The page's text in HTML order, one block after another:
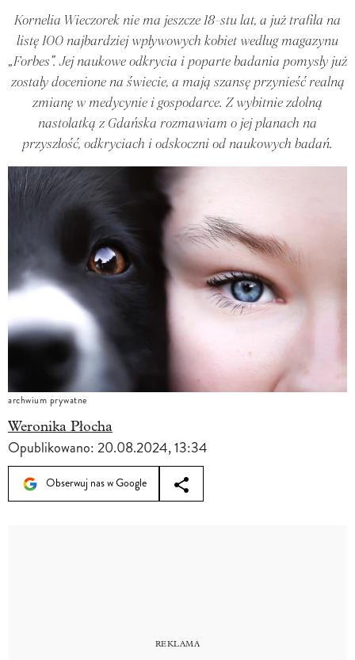
Kornelia Wieczorek nie ma jeszcze 18-stu lat, a już trafiła na
listę 100 najbardziej wpływowych kobiet według magazynu
„Forbes”. Jej naukowe odkrycia i poparte badania pomysły już
zostały docenione na świecie, a mają szansę przynieść realną
zmianę w medycynie i gospodarce. Z wybitnie zdolną
nastolatką z Gdańska rozmawiam o jej planach na
przyszłość, odkryciach i odskoczni od naukowych badań.
archwium prywatne
Weronika Płocha
Opublikowano:20.08.2024, 13:34
Obserwuj nas w Google